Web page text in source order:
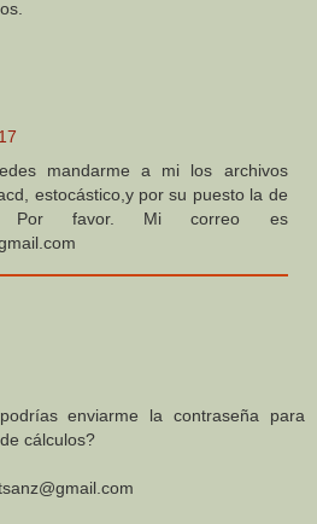
mandarme a mi los archivos
estocástico,y por su puesto la de
Por favor. Mi correo es
enviarme la contraseña para
cálculos?